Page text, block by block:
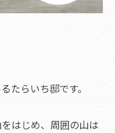
たらいち邸です。
はじめ、周囲の山は